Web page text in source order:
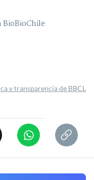
BioBioChile
y transparencia de BBCL